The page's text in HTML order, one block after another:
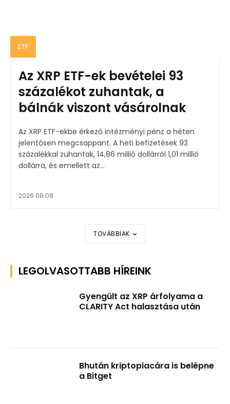
ETF
Az XRP ETF-ek bevételei 93
százalékot zuhantak, a
bálnák viszont vásárolnak
Az XRP ETF-ekbe érkező intézményi pénz a héten
jelentősen megcsappant. A heti befizetések 93
százalékkal zuhantak, 14,86 millió dollárról 1,01 millió
dollárra, és emellett az...
2026.08.08.
TOVÁBBIAK
LEGOLVASOTTABB HÍREINK
Gyengült az XRP árfolyama a
CLARITY Act halasztása után
Bhután kriptopiacára is belépne
a Bitget